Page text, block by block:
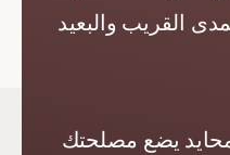
القريب والبعيد
يضع مصلحتك